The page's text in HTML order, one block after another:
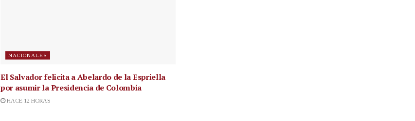
NACIONALES
El Salvador felicita a Abelardo de la Espriella
por asumir la Presidencia de Colombia
HACE 12 HORAS